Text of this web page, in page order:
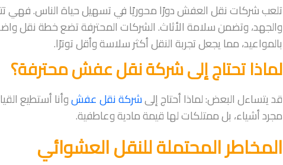
تلعب شركات نقل العفش دورًا محوريًا في تسهيل حياة الناس. فهي
والجهد، وتضمن سلامة الأثاث. الشركات المحترفة تضع خطة نقل
بالمواعيد، مما يجعل تجربة النقل أكثر سلاسة وأقل توترًا.
لماذا تحتاج إلى شركة نقل عفش محترفة؟
قد يتساءل البعض: لماذا أحتاج إلىشركة نقل عفشوأنا أستطيع
مجرد أشياء، بل ممتلكات لها قيمة مادية وعاطفية.
المخاطر المحتملة للنقل العشوائي